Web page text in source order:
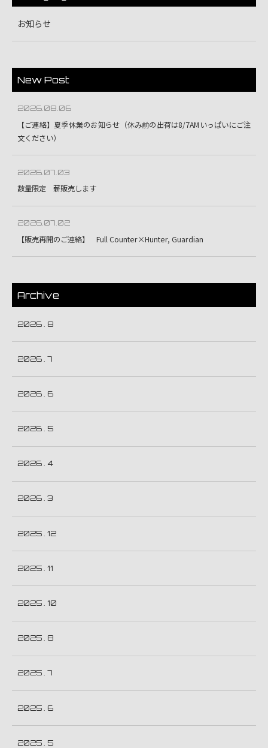
お知らせ
New Post
2026.08.06
【ご連絡】夏季休業のお知らせ（休み前の出荷は8/7AMいっぱいにご注
文ください）
2026.07.03
数量限定 薪販売します
2026.07.02
【販売再開のご連絡】 Full Counter×Hunter, Guardian
Archive
2026 . 8
2026 . 7
2026 . 6
2026 . 5
2026 . 4
2026 . 3
2025 . 12
2025 . 11
2025 . 10
2025 . 8
2025 . 7
2025 . 6
2025 . 5